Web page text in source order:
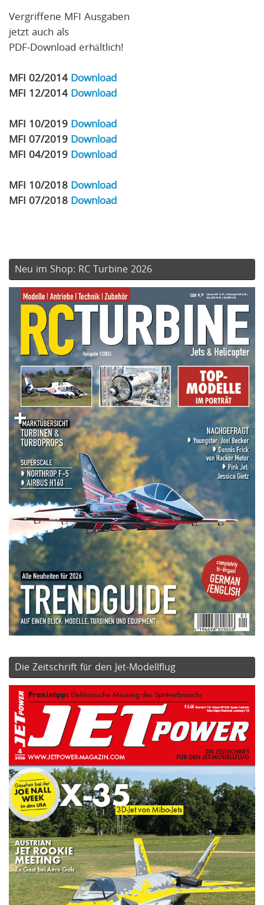
Vergriffene MFI Ausgaben
jetzt auch als
PDF-Download erhältlich!
MFI 02/2014 Download
MFI 12/2014 Download
MFI 10/2019 Download
MFI 07/2019 Download
MFI 04/2019 Download
MFI 10/2018 Download
MFI 07/2018 Download
Neu im Shop: RC Turbine 2026
Die Zeitschrift für den Jet-Modellflug